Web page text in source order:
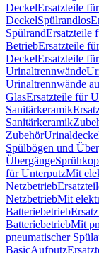
DeckelErsatzteile
DeckelSpülrandlos
SpülrandErsatzteile
BetriebErsatzteile
DeckelErsatzteile
Urinaltrennwände
Urinaltrennwände
GlasErsatzteile für
Sanitärkeramik
Sanitärkeramik
Zubehör
Spülbögen und
Übergänge
für UnterputzMit
Netzbetrieb
NetzbetriebMit
Batteriebetrieb
BatteriebetriebMit
pneumatischer
BasicAufputz